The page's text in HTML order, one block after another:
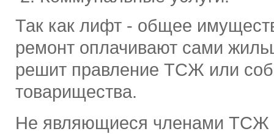
Так как лифт - общее
ремонт оплачивают сами
решит правление ТСЖ или
товарищества.
Не являющиеся членами ТСЖ